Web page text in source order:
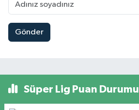
Gönder
Süper Lig Puan Durumu